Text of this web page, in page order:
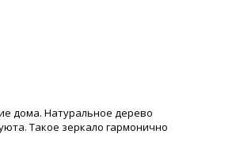
дома. Натуральное дерево
Такое зеркало гармонично